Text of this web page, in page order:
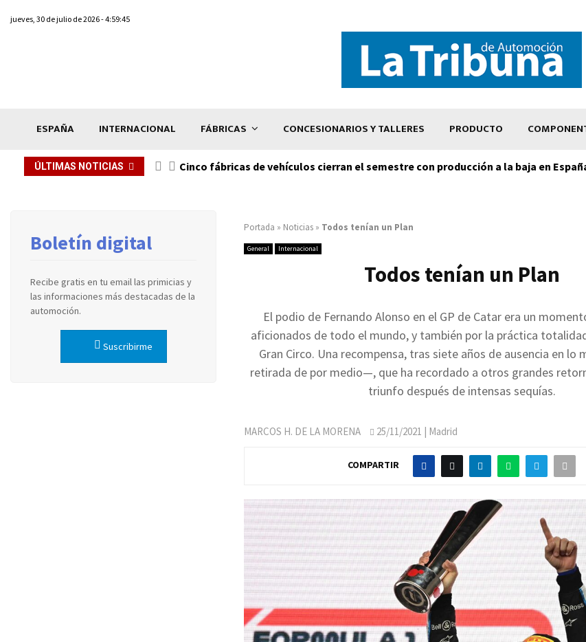
jueves, 30 de julio de 2026 - 4:59:45
ESPAÑA INTERNACIONAL FÁBRICAS CONCESIONARIOS Y TALLERES PRODUCTO
ÚLTIMAS NOTICIAS Cinco fábricas de vehículos cierran el semestre con producción a la baja en
Portada » Noticias » Todos tenían un Plan
General Internacional
Todos tenían un Plan
El podio de Fernando Alonso en el GP de Catar era un
aficionados de todo el mundo, y también por la práctica
Gran Circo. Una recompensa, tras siete años de ausencia en lo
retirada de por medio—, que ha recordado a otros grandes
triunfo después de intensas sequías.
MARCOS H. DE LA MORENA 25/11/2021 | Madrid
COMPARTIR
Boletín digital
Recibe gratis en tu email las primicias y
las informaciones más destacadas de la
automoción.
Suscribirme